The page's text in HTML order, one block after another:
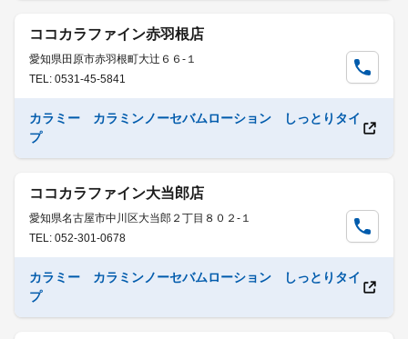
ココカラファイン赤羽根店
愛知県田原市赤羽根町大辻６６-１
TEL: 0531-45-5841
カラミー カラミンノーセバムローション しっとりタイ
プ
ココカラファイン大当郎店
愛知県名古屋市中川区大当郎２丁目８０２-１
TEL: 052-301-0678
カラミー カラミンノーセバムローション しっとりタイ
プ